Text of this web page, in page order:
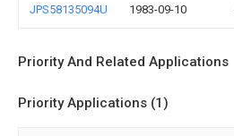
JPS58135094U 1983-09-10
Priority And Related Applications
Priority Applications (1)